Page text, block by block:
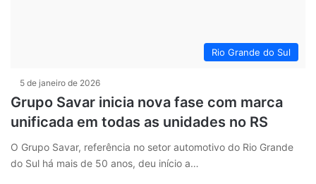
Rio Grande do Sul
5 de janeiro de 2026
Grupo Savar inicia nova fase com marca
unificada em todas as unidades no RS
O Grupo Savar, referência no setor automotivo do Rio Grande
do Sul há mais de 50 anos, deu início a…